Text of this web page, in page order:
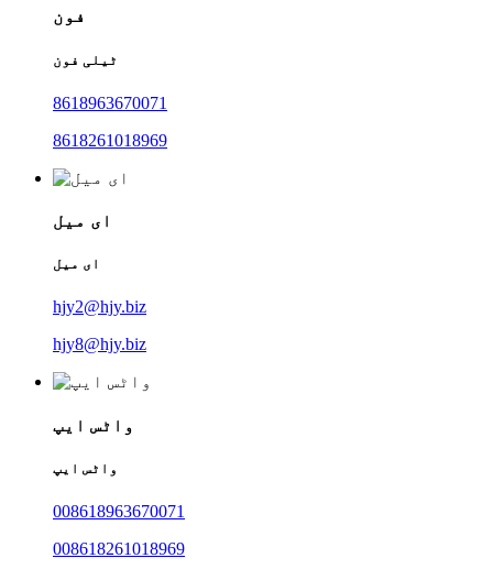
فون
ٹیلی فون
8618963670071
8618261018969
ای میل
ای میل
hjy2@hjy.biz
hjy8@hjy.biz
واٹس ایپ
واٹس ایپ
008618963670071
008618261018969